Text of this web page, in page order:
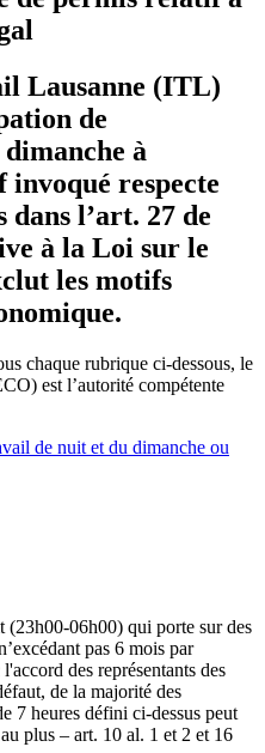
Lausanne (ITL)
de
à
respecte
dans l’art. 27 de
à la Loi sur le
les motifs
chaque rubrique ci-dessous, le
est l’autorité compétente
de nuit et du dimanche ou
06h00) qui porte sur des
pas 6 mois par
des représentants des
de la majorité des
7 heures défini ci-dessus peut
plus – art. 10 al. 1 et 2 et 16